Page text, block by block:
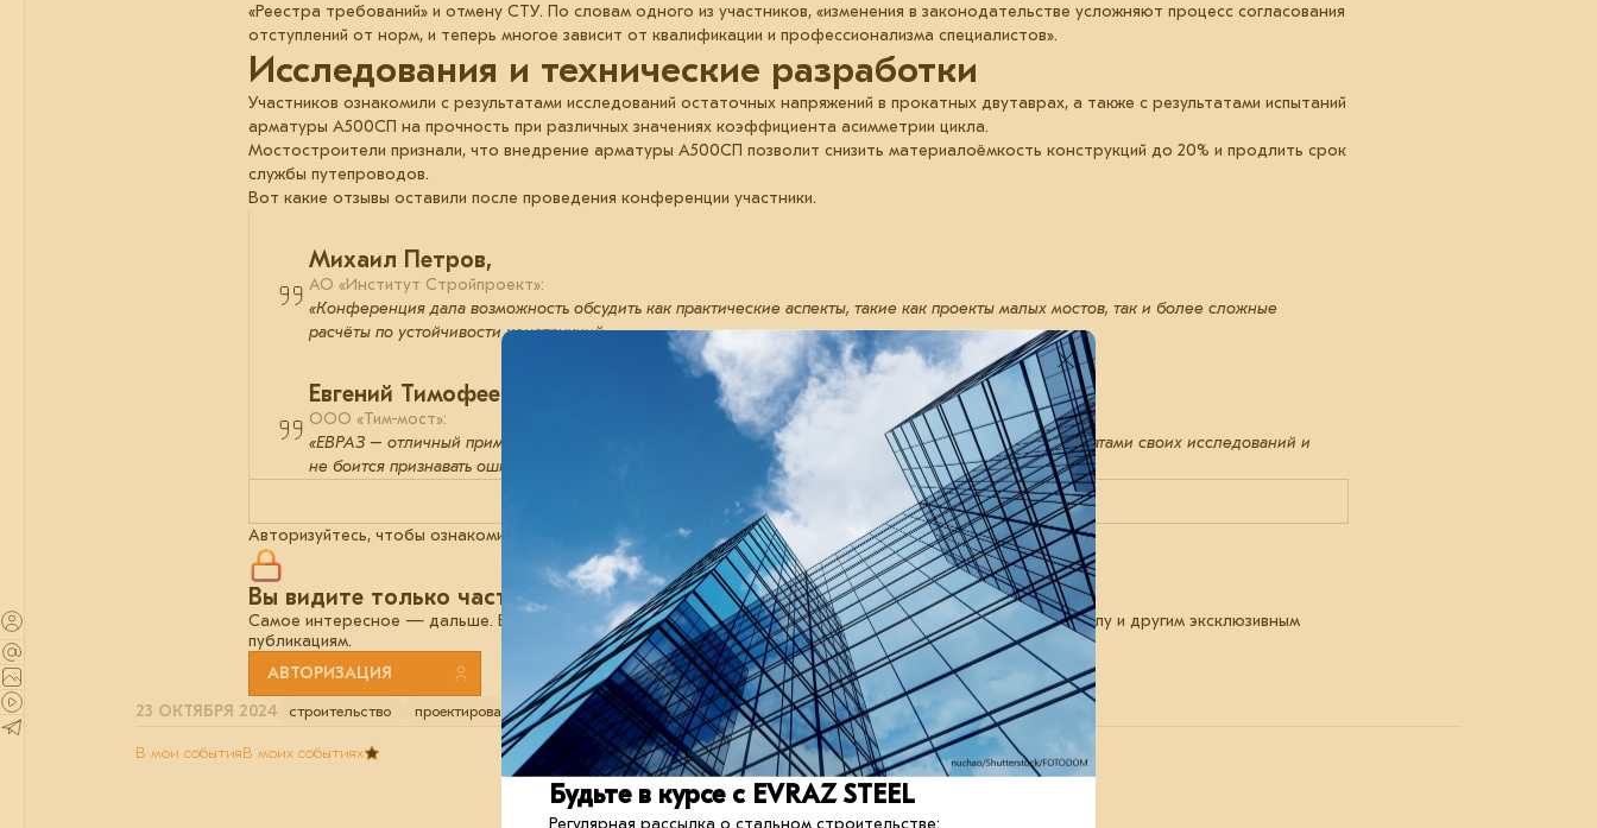
«Реестра требований» и отмену СТУ. По словам одного из участников, «изменения в законодательстве усложняют процесс согласования
отступлений от норм, и теперь многое зависит от квалификации и профессионализма специалистов».
Исследования и технические разработки
Участников ознакомили с результатами исследований остаточных напряжений в прокатных двутаврах, а также с результатами испытаний
арматуры А500СП на прочность при различных значениях коэффициента асимметрии цикла.
Мостостроители признали, что внедрение арматуры А500СП позволит снизить материалоёмкость конструкций до 20% и продлить срок
службы путепроводов.
Вот какие отзывы оставили после проведения конференции участники.
Михаил Петров,
АО «Институт Стройпроект»:
«Конференция дала возможность обсудить как практические аспекты, такие как проекты малых мостов, так и более сложные
расчёты по устойчивости конструкций».
Евгений Тимофеев,
ООО «Тим-мост»:
«ЕВРАЗ – отличный пример взаимодействия крупного бизнеса с отраслью. Компания делится результатами своих исследований и
не боится признавать ошибки, помогая коллегам избежать их повторения».
ФОТОАЛЬБОМ СОБЫТИЯ
Авторизуйтесь, чтобы ознакомиться с презентациями участников конференции.
Вы видите только часть этого материала
Самое интересное — дальше. Войдите или зарегистрируйтесь, чтобы получить полный доступ к материалу и другим эксклюзивным
публикациям.
АВТОРИЗАЦИЯ
23 ОКТЯБРЯ 2024
строительство проектирование нормы мосты
В мои событияВ моих событиях
Будьте в курсе с EVRAZ STEEL
Регулярная рассылка о стальном строительстве: